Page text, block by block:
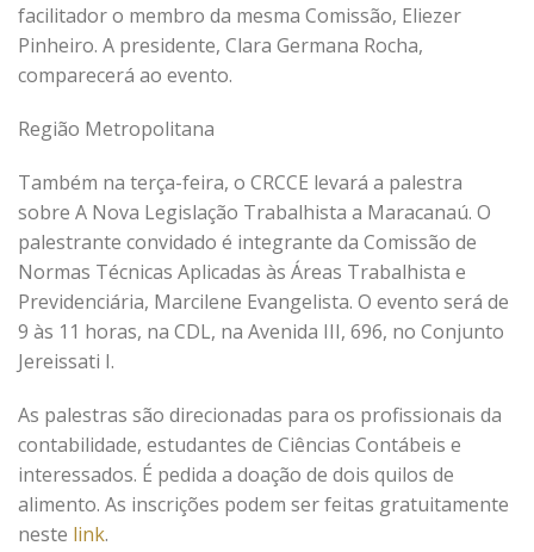
facilitador o membro da mesma Comissão, Eliezer
Pinheiro. A presidente, Clara Germana Rocha,
comparecerá ao evento.
Região Metropolitana
Também na terça-feira, o CRCCE levará a palestra
sobre A Nova Legislação Trabalhista a Maracanaú. O
palestrante convidado é integrante da Comissão de
Normas Técnicas Aplicadas às Áreas Trabalhista e
Previdenciária, Marcilene Evangelista. O evento será de
9 às 11 horas, na CDL, na Avenida III, 696, no Conjunto
Jereissati I.
As palestras são direcionadas para os profissionais da
contabilidade, estudantes de Ciências Contábeis e
interessados. É pedida a doação de dois quilos de
alimento. As inscrições podem ser feitas gratuitamente
neste link.